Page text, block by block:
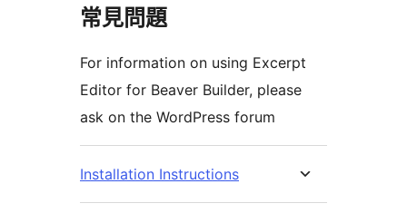
常見問題
For information on using Excerpt
Editor for Beaver Builder, please
ask on the WordPress forum
Installation Instructions